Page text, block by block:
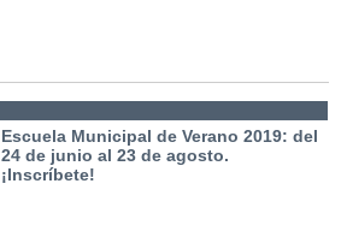
Escuela Municipal de Verano 2019: del
24 de junio al 23 de agosto.
¡Inscríbete!